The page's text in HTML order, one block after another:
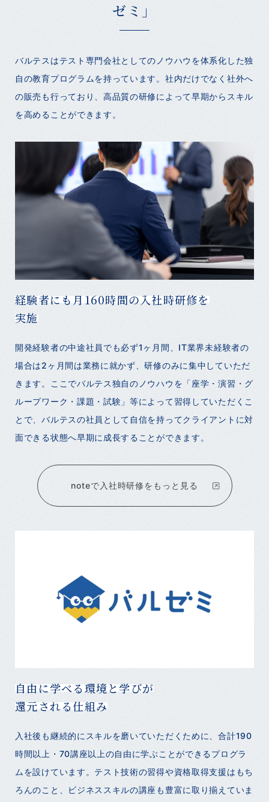
ゼミ」
バルテスはテスト専門会社としてのノウハウを体系化した独
自の教育プログラムを持っています。社内だけでなく社外へ
の販売も行っており、高品質の研修によって早期からスキル
を高めることができます。
経験者にも月160時間の入社時研修を
実施
開発経験者の中途社員でも必ず1ヶ月間、IT業界未経験者の
場合は2ヶ月間は業務に就かず、研修のみに集中していただ
きます。ここでバルテス独自のノウハウを「座学・演習・グ
ループワーク・課題・試験」等によって習得していただくこ
とで、バルテスの社員として自信を持ってクライアントに対
面できる状態へ早期に成長することができます。
noteで入社時研修をもっと見る
自由に学べる環境と学びが
還元される仕組み
入社後も継続的にスキルを磨いていただくために、合計190
時間以上・70講座以上の自由に学ぶことができるプログラ
ムを設けています。テスト技術の習得や資格取得支援はもち
ろんのこと、ビジネススキルの講座も豊富に取り揃えていま